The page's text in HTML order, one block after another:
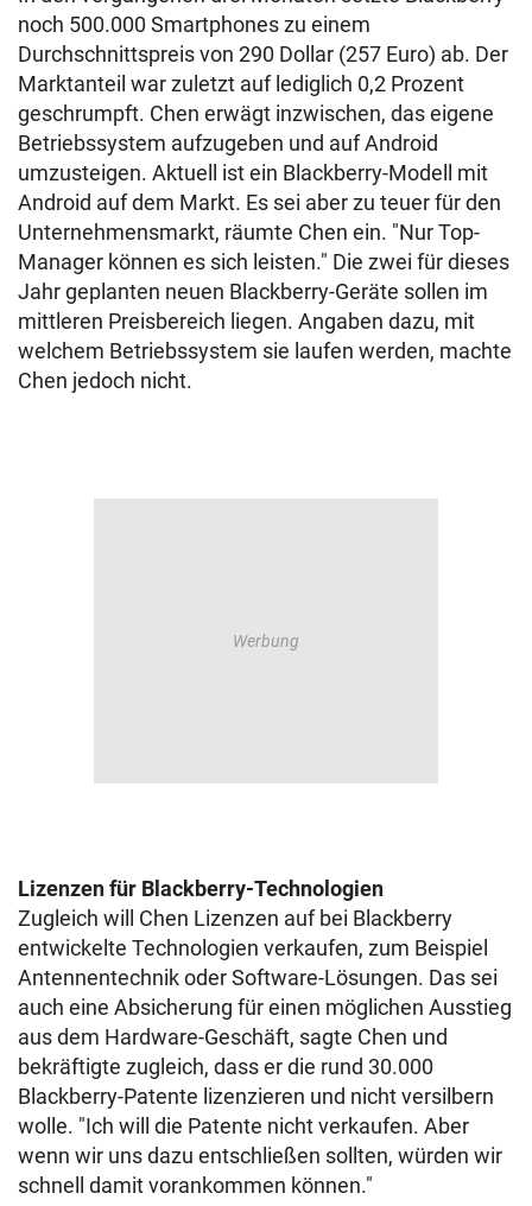
noch 500.000 Smartphones zu einem
Durchschnittspreis von 290 Dollar (257 Euro) ab. Der
Marktanteil war zuletzt auf lediglich 0,2 Prozent
geschrumpft. Chen erwägt inzwischen, das eigene
Betriebssystem aufzugeben und auf Android
umzusteigen. Aktuell ist ein Blackberry-Modell mit
Android auf dem Markt. Es sei aber zu teuer für den
Unternehmensmarkt, räumte Chen ein. "Nur Top-
Manager können es sich leisten." Die zwei für dieses
Jahr geplanten neuen Blackberry-Geräte sollen im
mittleren Preisbereich liegen. Angaben dazu, mit
welchem Betriebssystem sie laufen werden, machte
Chen jedoch nicht.
Lizenzen für Blackberry-Technologien
Zugleich will Chen Lizenzen auf bei Blackberry
entwickelte Technologien verkaufen, zum Beispiel
Antennentechnik oder Software-Lösungen. Das sei
auch eine Absicherung für einen möglichen Ausstieg
aus dem Hardware-Geschäft, sagte Chen und
bekräftigte zugleich, dass er die rund 30.000
Blackberry-Patente lizenzieren und nicht versilbern
wolle. "Ich will die Patente nicht verkaufen. Aber
wenn wir uns dazu entschließen sollten, würden wir
schnell damit vorankommen können."